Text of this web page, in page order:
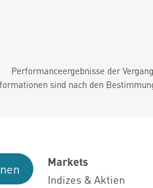
Performanceergebnisse der
sind nach den
Markets
Indizes & Aktien